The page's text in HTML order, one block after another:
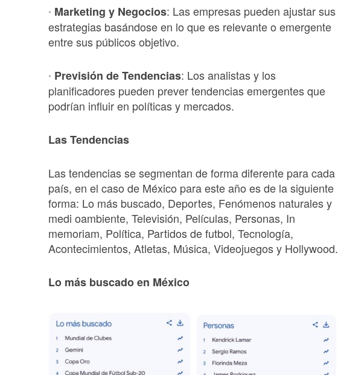
∙ Marketing y Negocios: Las empresas pueden ajustar sus
estrategias basándose en lo que es relevante o emergente
entre sus públicos objetivo.
∙ Previsión de Tendencias: Los analistas y los
planificadores pueden prever tendencias emergentes que
podrían influir en políticas y mercados.
Las Tendencias
Las tendencias se segmentan de forma diferente para cada
país, en el caso de México para este año es de la siguiente
forma: Lo más buscado, Deportes, Fenómenos naturales y
medi oambiente, Televisión, Películas, Personas, In
memoriam, Política, Partidos de futbol, Tecnología,
Acontecimientos, Atletas, Música, Videojuegos y Hollywood.
Lo más buscado en México